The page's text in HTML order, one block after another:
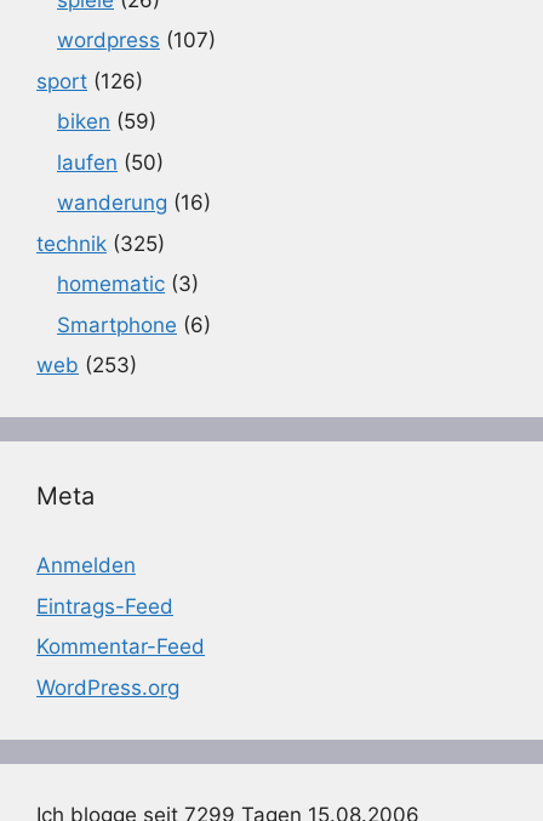
wordpress (107)
sport (126)
biken (59)
laufen (50)
wanderung (16)
technik (325)
homematic (3)
Smartphone (6)
web (253)
Meta
Anmelden
Eintrags-Feed
Kommentar-Feed
WordPress.org
Ich blogge seit 7299 Tagen 15.08.2006